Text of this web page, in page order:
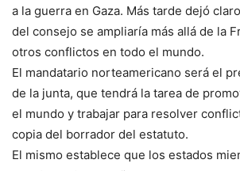
a la guerra en Gaza. Más tarde dejó
del consejo se ampliaría más allá de la
otros conflictos en todo el mundo.
El mandatario norteamericano será el
de la junta, que tendrá la tarea de
el mundo y trabajar para resolver
copia del borrador del estatuto.
El mismo establece que los estados